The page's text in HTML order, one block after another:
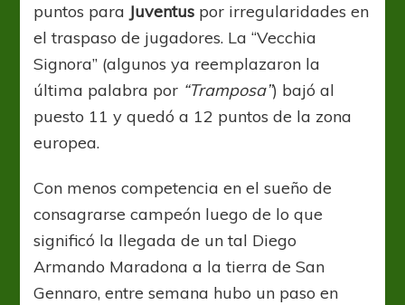
puntos para Juventus por irregularidades en
el traspaso de jugadores. La “Vecchia
Signora” (algunos ya reemplazaron la
última palabra por “Tramposa”) bajó al
puesto 11 y quedó a 12 puntos de la zona
europea.
Con menos competencia en el sueño de
consagrarse campeón luego de lo que
significó la llegada de un tal Diego
Armando Maradona a la tierra de San
Gennaro, entre semana hubo un paso en